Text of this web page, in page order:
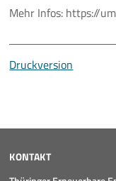
Mehr Infos: https://
Druckversion
KONTAKT